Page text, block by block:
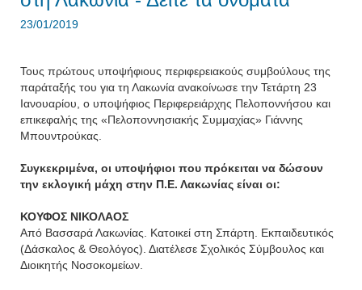
23/01/2019
Τους πρώτους υποψήφιους περιφερειακούς συμβούλους της
παράταξής του για τη Λακωνία ανακοίνωσε την Τετάρτη 23
Ιανουαρίου, ο υποψήφιος Περιφερειάρχης Πελοποννήσου και
επικεφαλής της «Πελοποννησιακής Συμμαχίας» Γιάννης
Μπουντρούκας.
Συγκεκριμένα, οι υποψήφιοι που πρόκειται να δώσουν
την εκλογική μάχη στην Π.Ε. Λακωνίας είναι οι:
ΚΟΥΦΟΣ ΝΙΚΟΛΑΟΣ
Από Βασσαρά Λακωνίας. Κατοικεί στη Σπάρτη. Εκπαιδευτικός
(Δάσκαλος & Θεολόγος). Διατέλεσε Σχολικός Σύμβουλος και
Διοικητής Νοσοκομείων.